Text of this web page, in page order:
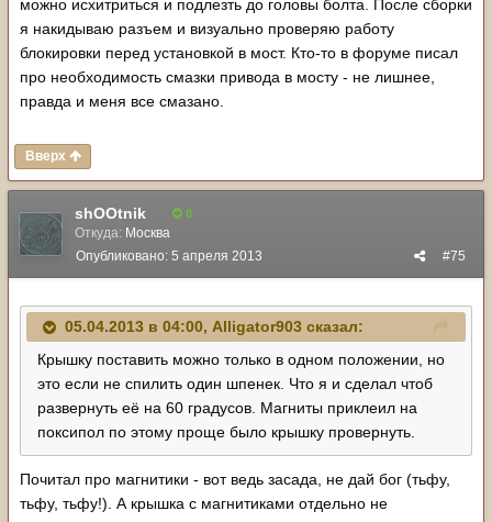
можно исхитриться и подлезть до головы болта. После сборки
я накидываю разъем и визуально проверяю работу
блокировки перед установкой в мост. Кто-то в форуме писал
про необходимость смазки привода в мосту - не лишнее,
правда и меня все смазано.
Вверх
shOOtnik 8
Откуда: Москва
#75
Опубликовано: 5 апреля 2013
05.04.2013 в 04:00, Alligator903 сказал:
Крышку поставить можно только в одном положении, но
это если не спилить один шпенек. Что я и сделал чтоб
развернуть её на 60 градусов. Магниты приклеил на
поксипол по этому проще было крышку провернуть.
Почитал про магнитики - вот ведь засада, не дай бог (тьфу,
тьфу, тьфу!). А крышка с магнитиками отдельно не